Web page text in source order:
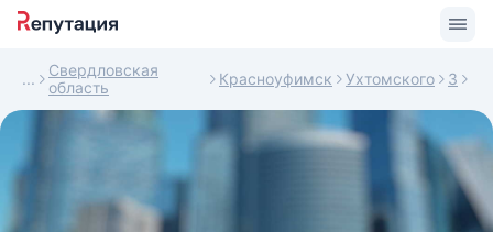
Свердловская
область
Красноуфимск Ухтомского 3